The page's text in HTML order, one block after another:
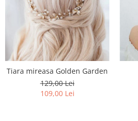
Tiara mireasa Golden Garden
129,00 Lei
109,00 Lei